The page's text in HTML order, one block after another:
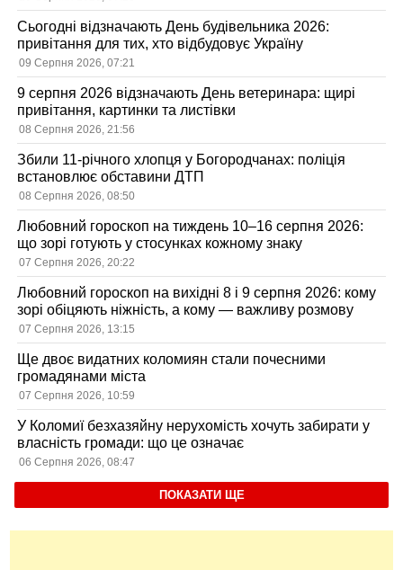
Сьогодні відзначають День будівельника 2026:
привітання для тих, хто відбудовує Україну
09 Серпня 2026, 07:21
9 серпня 2026 відзначають День ветеринара: щирі
привітання, картинки та листівки
08 Серпня 2026, 21:56
Збили 11-річного хлопця у Богородчанах: поліція
встановлює обставини ДТП
08 Серпня 2026, 08:50
Любовний гороскоп на тиждень 10–16 серпня 2026:
що зорі готують у стосунках кожному знаку
07 Серпня 2026, 20:22
Любовний гороскоп на вихідні 8 і 9 серпня 2026: кому
зорі обіцяють ніжність, а кому — важливу розмову
07 Серпня 2026, 13:15
Ще двоє видатних коломиян стали почесними
громадянами міста
07 Серпня 2026, 10:59
У Коломиї безхазяйну нерухомість хочуть забирати у
власність громади: що це означає
06 Серпня 2026, 08:47
ПОКАЗАТИ ЩЕ